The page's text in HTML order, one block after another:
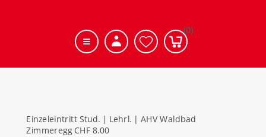
(0)
Einzeleintritt Stud. | Lehrl. | AHV Waldbad
Zimmeregg CHF 8.00